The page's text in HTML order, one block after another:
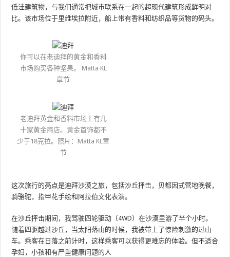
低洼建筑物，与我们通常把城市联系在一起的超现代建筑形成鲜明对
比。该市场位于里维埃拉附近，船上带有香料和纺织品等货物的码头。
你可以在老迪拜的黄金和香料
市场购买各种坚果。 Matta KL
章节
老迪拜黄金和香料市场上有几
十家黄金商店。黄金首饰都不
少于18克拉。照片：Matta KL章
节
这次旅行的亮点是迪拜沙漠之旅，包括沙丘抨击，贝都因式营地晚餐，
骑骆驼，指甲花手绘和阿拉伯文化表演。
在沙丘抨击期间，我驾驶四轮驱动（4WD）在沙漠里游了半个小时。
随着四驱越过沙丘，当太阳落山的时候，我被带上了惊险刺激的过山
车。乘客在日落之前计时，这样乘客可以获得更难忘的体验。但不适合
孕妇，小孩和有严重健康问题的人